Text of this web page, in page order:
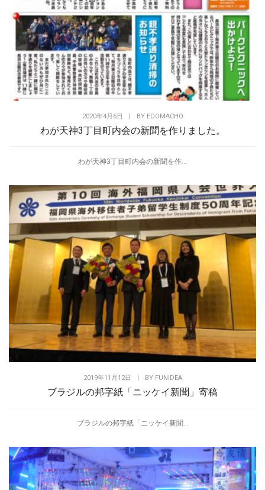
2020年4月6日 BY EDOMACHO
わが天神3丁目町内会の新聞を作りました。
わが天神3丁目町内会の新聞を作...
2019年11月12日 | BY FUNIDEA
ブラジルの邦字紙「ニッケイ新聞」寄稿
ブラジルの邦字紙「ニッケイ新聞...